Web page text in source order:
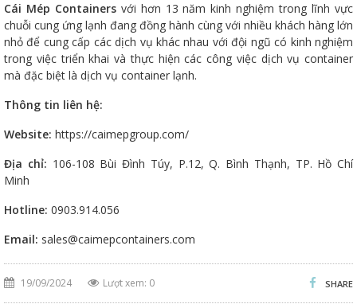
Cái Mép Containersvới hơn 13 năm kinh nghiệm trong lĩnh vực
chuỗi cung ứng lạnh đang đồng hành cùng với nhiều khách hàng lớn
nhỏ để cung cấp các dịch vụ khác nhau với đội ngũ có kinh nghiệm
trong việc triển khai và thực hiện các công việc dịch vụ container
mà đặc biệt là dịch vụ container lạnh.
Thông tin liên hệ:
Website: https://caimepgroup.com/
Địa chỉ: 106-108 Bùi Đình Túy, P.12, Q. Bình Thạnh, TP. Hồ Chí
Minh
Hotline: 0903.914.056
Email: sales@caimepcontainers.com
19/09/2024 Lượt xem: 0 SHARE